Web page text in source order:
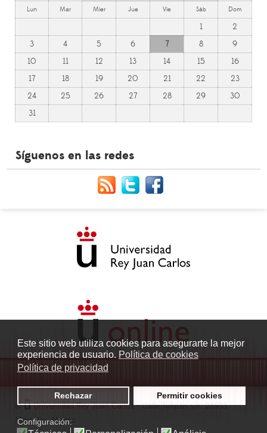
Este sitio web utiliza cookies para asegurarte la mejor
experiencia de usuario. Política de cookies
Política de privacidad
Rechazar Permitir cookies
Configuración:
Lun Mar Mier Jue Vie Sáb Dom
1
2
3
4 5 6 7 8
9
10
11 12 13 14 15
16
17
18 19 20 21 22
23
24
25 26 27 28 29
30
31
Síguenos en las redes
© Universidad Rey Juan Carlos- Calle Tulipán s/n. 28933
Móstoles. Madrid